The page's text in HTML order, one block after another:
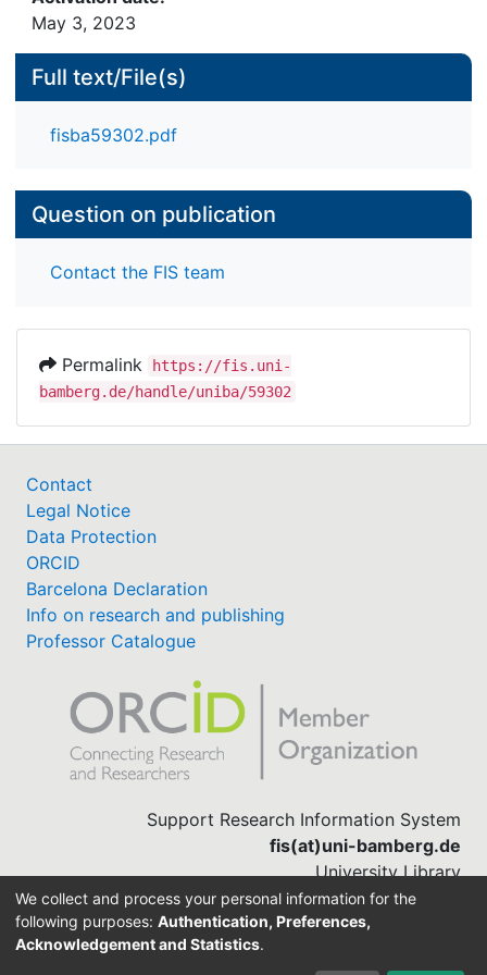
May 3, 2023
Full text/File(s)
fisba59302.pdf
Question on publication
Contact the FIS team
Permalink
https://fis.uni-
bamberg.de/handle/uniba/59302
Contact
Legal Notice
Data Protection
ORCID
Barcelona Declaration
Info on research and publishing
Professor Catalogue
Support Research Information System
fis(at)uni-bamberg.de
University Library
(0951) 863-1568
We collect and process your personal information for the
following purposes: Authentication, Preferences,
Acknowledgement and Statistics.